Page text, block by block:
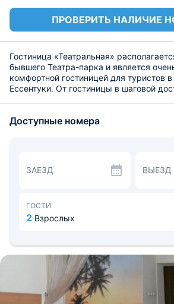
ПРОВЕРИТЬ НАЛИЧИЕ
Гостиница «Театральная»
бывшего Театра-парка и является
комфортной гостиницей для туристов
Ессентуки. От гостиницы в шаговой
зависимости от собственных
двухместный стандарт, номер
категории люкс. Постояльцы могут
заказать трансфер.
Доступные номера
ЗАЕЗД ВЫЕЗД
ГОСТИ
2 Взрослых